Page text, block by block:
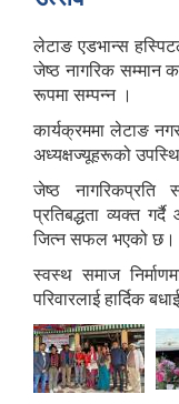
लेटाङ एडभान्स
जेष्ठ नागरिक सम्मान
रूपमा सम्पन्न ।
कार्यक्रममा लेटाङ
अध्यक्षज्यूहरूको
जेष्ठ नागरिकप्रति
प्रतिबद्धता व्यक्त
जित्न सफल भएको छ।
स्वस्थ समाज
परिवारलाई हार्दिक